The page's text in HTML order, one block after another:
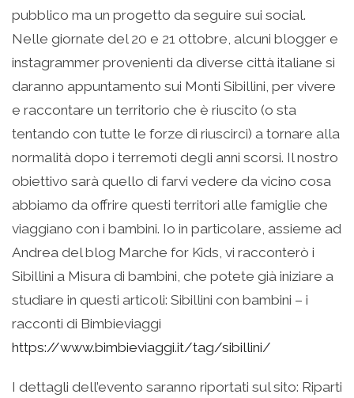
pubblico ma un progetto da seguire sui social.
Nelle giornate del 20 e 21 ottobre, alcuni blogger e
instagrammer provenienti da diverse città italiane si
daranno appuntamento sui Monti Sibillini, per vivere
e raccontare un territorio che è riuscito (o sta
tentando con tutte le forze di riuscirci) a tornare alla
normalità dopo i terremoti degli anni scorsi. Il nostro
obiettivo sarà quello di farvi vedere da vicino cosa
abbiamo da offrire questi territori alle famiglie che
viaggiano con i bambini. Io in particolare, assieme ad
Andrea del blog Marche for Kids, vi racconterò i
Sibillini a Misura di bambini, che potete già iniziare a
studiare in questi articoli: Sibillini con bambini – i
racconti di Bimbieviaggi
https://www.bimbieviaggi.it/tag/sibillini/
I dettagli dell’evento saranno riportati sul sito: Riparti